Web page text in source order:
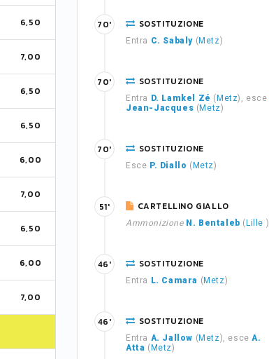
6,50
7,00
6,50
6,50
6,00
7,00
6,50
6,00
7,00
SOSTITUZIONE
Entra C. Sabaly ( Metz)
70'
SOSTITUZIONE
Entra D. Lamkel Zé ( Metz), esce
Jean-Jacques ( Metz)
70'
SOSTITUZIONE
Esce P. Diallo ( Metz)
70'
CARTELLINO GIALLO
Ammonizione N. Bentaleb ( Lille )
51'
SOSTITUZIONE
Entra L. Camara ( Metz)
46'
SOSTITUZIONE
Entra A. Jallow ( Metz), esceA.
Atta ( Metz)
46'